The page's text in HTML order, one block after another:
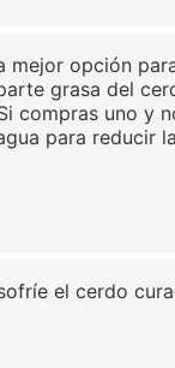
mejor opción
grasa del
compras uno y
para reducir
el cerdo